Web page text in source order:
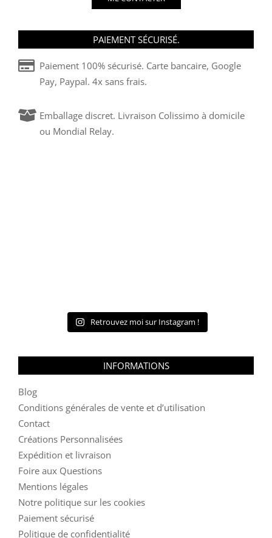
PAIEMENT SÉCURISÉ.
Paiement 100% sécurisé. Carte bancaire, Google
Pay, Paypal. 4x sans frais.
Emballage discret. Livraison Colissimo à domicile
ou Mondial Relay.
Retrouvez moi sur Instagram !
INFORMATIONS
Blog
Conditions générales de vente et d’utilisation
Contact
Créations Personnalisées
Expédition et livraison
Foire aux Questions
Mentions légales
Notre politique sur les cookies
Paiement sécurisé
Politique de confidentialité